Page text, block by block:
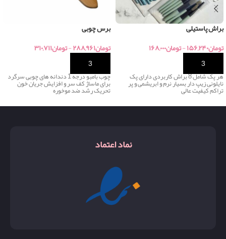
براش پاستیلی
تومان۱۵۶,۲۴۰-تومان۱۶۸,۰۰۰
هر پک شامل 8 براش کاربردی دارای پک
نایلونی زیپ دار بسیار نرم و ابریشمی و پر
تراکم کیفیت عالی
برس چوبی
تومان۲۸۸,۹۶۱-تومان۳۱۰,۷۱۱
چوب بامبو درجه 1 دندانه های چوبی سرگرد
برای ماساژ کف سر و افزایش جریان خون
تحریک رشد ضد موخوره
نماد اعتماد